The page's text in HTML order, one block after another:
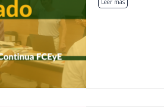
Leer más